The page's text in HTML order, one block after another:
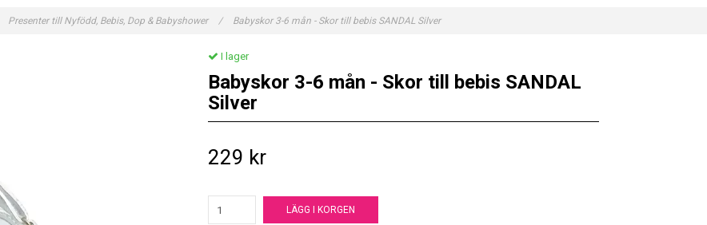
Presenter till Nyfödd, Bebis, Dop & Babyshower / Babyskor 3-6 mån - Skor till bebis SANDAL Silver
I lager
Babyskor 3-6 mån - Skor till bebis SANDAL
Silver
229 kr
LÄGG I KORGEN